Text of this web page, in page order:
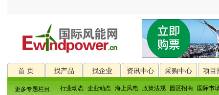
首 页 找产品 找企业 资讯中心 采购中心 项目
更多专题栏目: 行业动态 企业动态 海上风电 政策法规 园区招商
国际市